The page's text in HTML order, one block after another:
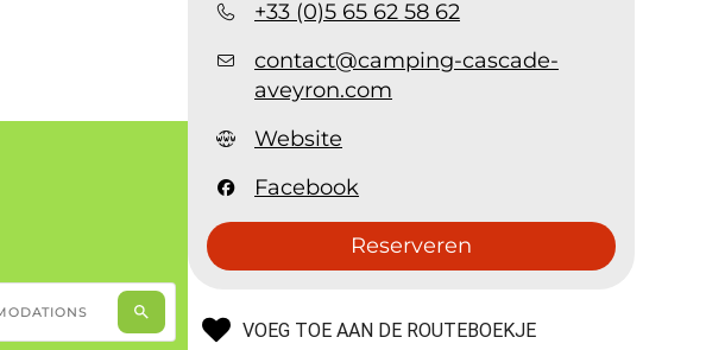
+33 (0)5 65 62 58 62
contact@camping-cascade-
aveyron.com
Website
Facebook
Reserveren
VOEG TOE AAN DE ROUTEBOEKJE